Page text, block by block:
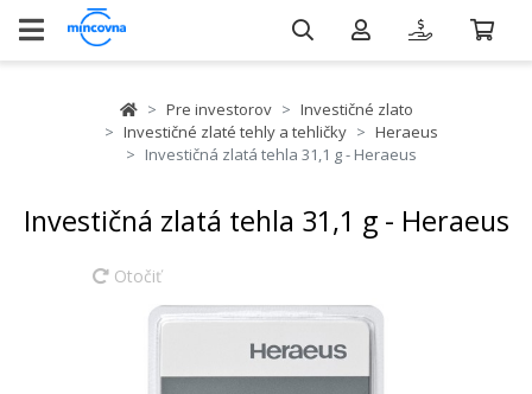
Pre investorov
Investičné zlato
Investičné zlaté tehly a tehličky
Heraeus
Investičná zlatá tehla 31,1 g - Heraeus
Investičná zlatá tehla 31,1 g - Heraeus
Otočiť